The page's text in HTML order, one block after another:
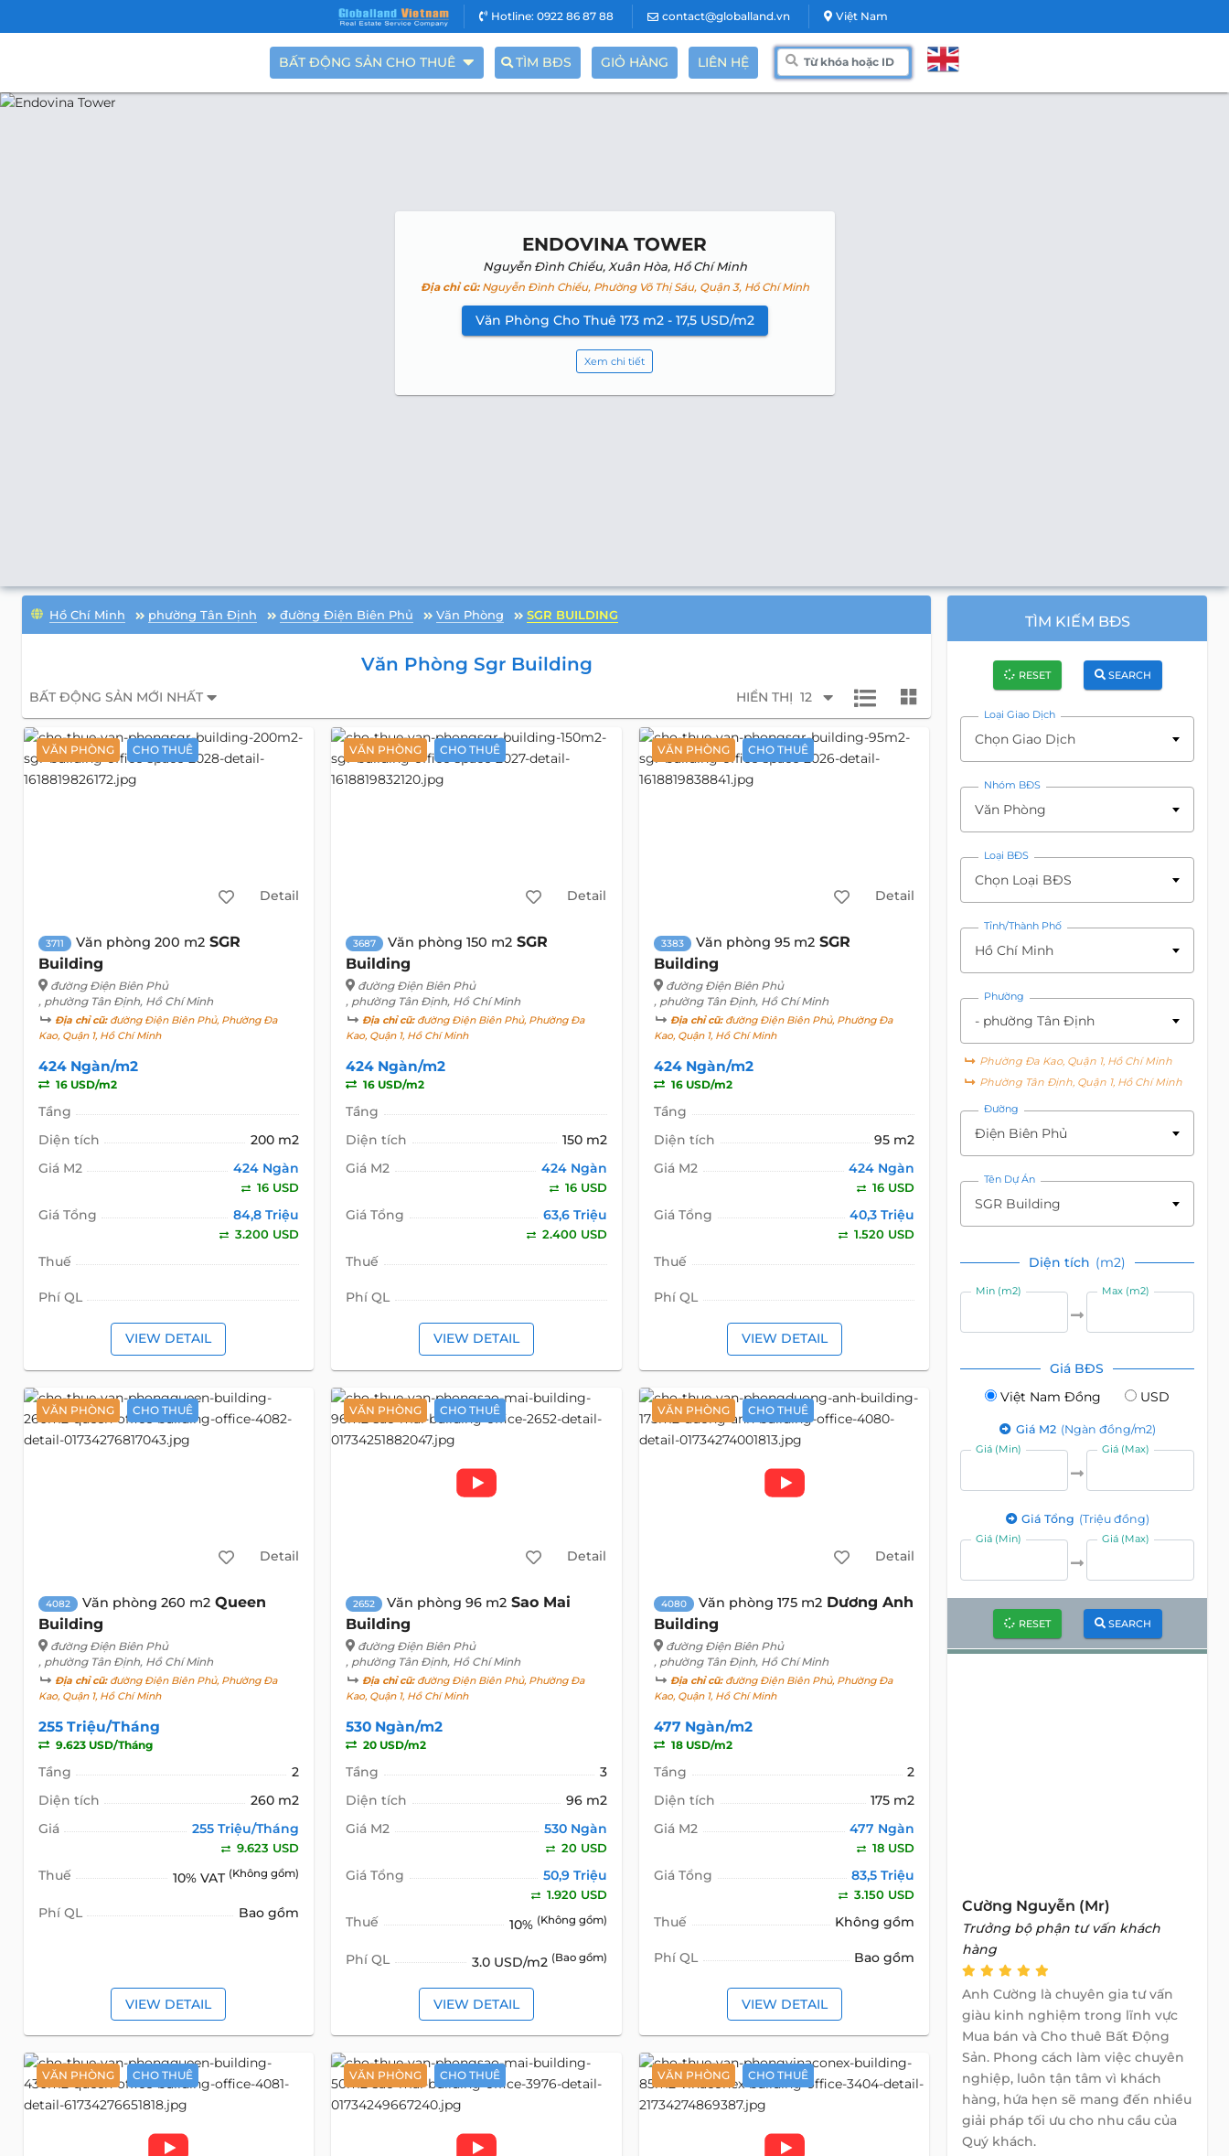
Hotline: 0922 86 87 88 contact@globalland.vn Việt Nam
BẤT ĐỘNG SẢN CHO THUÊ TÌM BĐS GIỎ HÀNG LIÊN HỆ
ENDOVINA TOWER
Nguyễn Đình Chiểu, Xuân Hòa, Hồ Chí Minh
Địa chỉ cũ:Nguyễn Đình Chiểu, Phường Võ Thị Sáu, Quận 3, Hồ Chí Minh
Văn Phòng Cho Thuê 173 m2 - 17,5 USD/m2
Xem chi tiết
Hồ Chí Minh phường Tân Định đường Điện Biên Phủ Văn Phòng SGR BUILDING
Văn Phòng Sgr Building
BẤT ĐỘNG SẢN MỚI NHẤT HIỂN THỊ 12
VĂN PHÒNG CHO THUÊ
Detail
3711 Văn phòng 200 m2 SGR
Building
đường Điện Biên Phủ
, phường Tân Định, Hồ Chí Minh
Địa chỉ cũ:đường Điện Biên Phủ, Phường Đa
Kao, Quận 1, Hồ Chí Minh
424 Ngàn/m2
16 USD/m2
Tầng
Diện tích
200 m2
Giá M2
424 Ngàn
16 USD
Giá Tổng 84,8 Triệu
3.200 USD
Thuế
Phí QL
VIEW DETAIL
VĂN PHÒNG CHO THUÊ
Detail
3687 Văn phòng 150 m2 SGR
Building
đường Điện Biên Phủ
, phường Tân Định, Hồ Chí Minh
Địa chỉ cũ:đường Điện Biên Phủ, Phường Đa
Kao, Quận 1, Hồ Chí Minh
424 Ngàn/m2
16 USD/m2
Tầng
Diện tích
150 m2
Giá M2
424 Ngàn
16 USD
Giá Tổng 63,6 Triệu
2.400 USD
Thuế
Phí QL
VIEW DETAIL
VĂN PHÒNG CHO THUÊ
Detail
3383 Văn phòng 95 m2 SGR
Building
đường Điện Biên Phủ
, phường Tân Định, Hồ Chí Minh
Địa chỉ cũ:đường Điện Biên Phủ, Phường Đa
Kao, Quận 1, Hồ Chí Minh
424 Ngàn/m2
16 USD/m2
Tầng
Diện tích
95 m2
Giá M2
424 Ngàn
16 USD
Giá Tổng 40,3 Triệu
1.520 USD
Thuế
Phí QL
VIEW DETAIL
VĂN PHÒNG CHO THUÊ
Detail
4082 Văn phòng 260 m2 Queen
Building
đường Điện Biên Phủ
, phường Tân Định, Hồ Chí Minh
Địa chỉ cũ:đường Điện Biên Phủ, Phường Đa
Kao, Quận 1, Hồ Chí Minh
255 Triệu/Tháng
9.623 USD/Tháng
Tầng
2
Diện tích
260 m2
Giá
255 Triệu/Tháng
9.623 USD
Thuế 10% VAT (Không gồm)
Phí QL Bao gồm
VIEW DETAIL
VĂN PHÒNG CHO THUÊ
Detail
2652 Văn phòng 96 m2 Sao Mai
Building
đường Điện Biên Phủ
, phường Tân Định, Hồ Chí Minh
Địa chỉ cũ:đường Điện Biên Phủ, Phường Đa
Kao, Quận 1, Hồ Chí Minh
530 Ngàn/m2
20 USD/m2
Tầng
3
Diện tích
96 m2
Giá M2
530 Ngàn
20 USD
Giá Tổng 50,9 Triệu
1.920 USD
Thuế 10% (Không gồm)
Phí QL 3.0 USD/m2 (Bao gồm)
VIEW DETAIL
VĂN PHÒNG CHO THUÊ
Detail
4080 Văn phòng 175 m2 Dương Anh
Building
đường Điện Biên Phủ
, phường Tân Định, Hồ Chí Minh
Địa chỉ cũ:đường Điện Biên Phủ, Phường Đa
Kao, Quận 1, Hồ Chí Minh
477 Ngàn/m2
18 USD/m2
Tầng
2
Diện tích
175 m2
Giá M2
477 Ngàn
18 USD
Giá Tổng 83,5 Triệu
3.150 USD
Thuế Không gồm
Phí QL Bao gồm
VIEW DETAIL
VĂN PHÒNG CHO THUÊ VĂN PHÒNG CHO THUÊ VĂN PHÒNG CHO THUÊ
TÌM KIẾM BĐS
RESET SEARCH
Loại Giao Dịch
Chọn Giao Dịch
Nhóm BĐS
Văn Phòng
Loại BĐS
Chọn Loại BĐS
Tỉnh/Thành Phố
Hồ Chí Minh
Phường
- phường Tân Định
Phường Đa Kao, Quận 1, Hồ Chí Minh
Phường Tân Định, Quận 1, Hồ Chí Minh
Đường
Điện Biên Phủ
Tên Dự Án
SGR Building
Diện tích (m2)
Min (m2) Max (m2)
Giá BĐS
Việt Nam Đồng
USD
Giá M2 (Ngàn đồng/m2)
Giá (Min) Giá (Max)
Giá Tổng (Triệu đồng)
Giá (Min) Giá (Max)
RESET SEARCH
Cường Nguyễn (Mr)
Trưởng bộ phận tư vấn khách
hàng
Anh Cường là chuyên gia tư vấn
giàu kinh nghiệm trong lĩnh vực
Mua bán và Cho thuê Bất Động
Sản. Phong cách làm việc chuyên
nghiệp, luôn tận tâm vì khách
hàng, hứa hẹn sẽ mang đến nhiều
giải pháp tối ưu cho nhu cầu của
Quý khách.